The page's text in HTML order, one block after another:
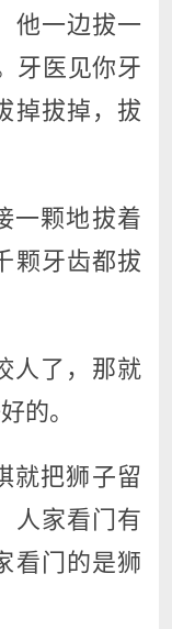
他一边拔一
牙医见你牙
掉拔掉，拔
一颗地拔着
颗牙齿都拔
人了，那就
的。
就把狮子留
人家看门有
看门的是狮